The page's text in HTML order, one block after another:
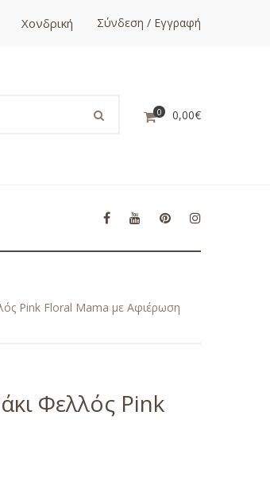
Χονδρική Σύνδεση / Εγγραφή
0 0,00€
Pink Floral Mama με Αφιέρωση
Φελλός Pink